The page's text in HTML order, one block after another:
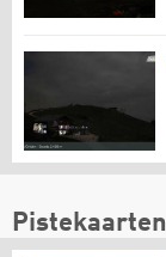
Pistekaarten